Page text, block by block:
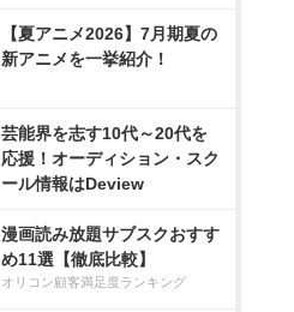
【夏アニメ2026】7月期夏の
新アニメを一挙紹介！
芸能界を志す10代～20代を
応援！オーディション・スク
ール情報はDeview
漫画読み放題サブスクおすす
め11選【徹底比較】
オリコン顧客満足度ランキング